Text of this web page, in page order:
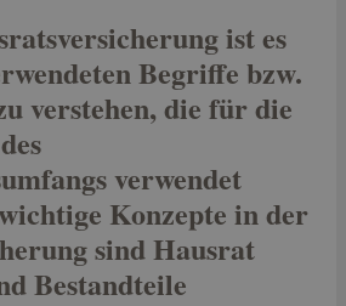
ist es
Begriffe bzw.
verstehen, die für die
verwendet
Konzepte in der
sind Hausrat
Bestandteile